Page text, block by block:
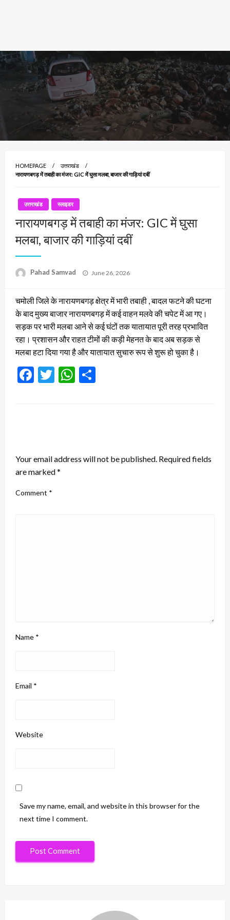
HOMEPAGE
उत्तराखंड
नारायणबगड़ में तबाही का मंजर: GIC में घुसा मलबा, बाजार की गाड़ियां दबीं
उत्तराखंड स्लाइडर
नारायणबगड़ में तबाही का मंजर: GIC में घुसा
मलबा, बाजार की गाड़ियां दबीं
Pahad Samvad
Posted
June 26, 2026
चमोली जिले के नारायणबगड़ क्षेत्र में भारी तबाही , बादल फटने की घटना
के बाद मुख्य बाजार नारायणबगड़ में कई वाहन मलवे की चपेट में आ गए।
सड़क पर भारी मलबा आने से कई घंटों तक यातायात पूरी तरह प्रभावित
रहा। प्रशासन और राहत टीमों की कड़ी मेहनत के बाद अब सड़क से
मलबा हटा दिया गया है और यातायात सुचारु रूप से शुरू हो चुका है।
Facebook
TwitterWhatsApp
Your email address will not be published. Required fields
are marked*
Comment *
Name *
Email *
Website
Save my name, email, and website in this browser for the
next time I comment.